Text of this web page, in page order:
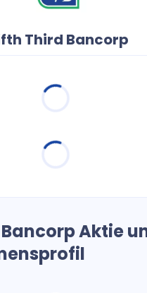
Third Bancorp
Aktie